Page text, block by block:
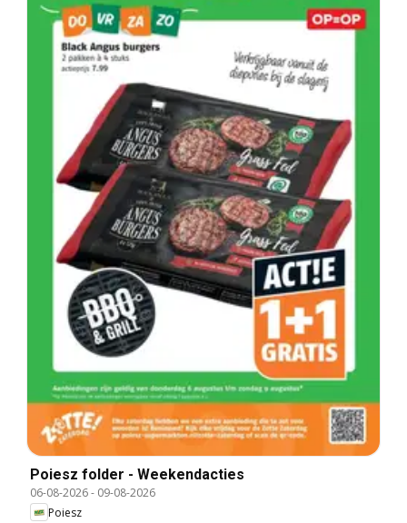
Poiesz folder - Weekendacties
06-08-2026- 09-08-2026
Poiesz